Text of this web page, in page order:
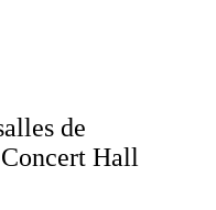
de
Hall